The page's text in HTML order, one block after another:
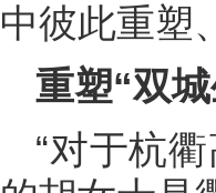
中彼此重塑
重塑“双
“对于杭